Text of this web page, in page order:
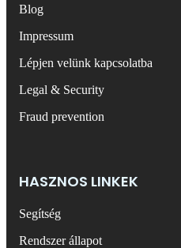
Blog
Impressum
Lépjen velünk kapcsolatba
Legal & Security
Fraud prevention
HASZNOS LINKEK
Segítség
Rendszer állapot